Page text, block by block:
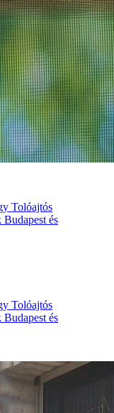
Tolóajtós
Budapest és
Tolóajtós
Budapest és